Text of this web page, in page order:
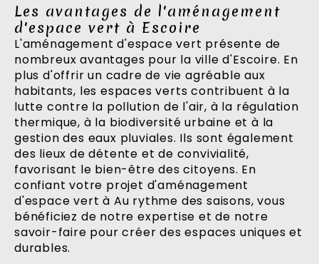
Les avantages de l'aménagement
d'espace vert à Escoire
L'aménagement d'espace vert présente de
nombreux avantages pour la ville d'Escoire. En
plus d'offrir un cadre de vie agréable aux
habitants, les espaces verts contribuent à la
lutte contre la pollution de l'air, à la régulation
thermique, à la biodiversité urbaine et à la
gestion des eaux pluviales. Ils sont également
des lieux de détente et de convivialité,
favorisant le bien-être des citoyens. En
confiant votre projet d'aménagement
d'espace vert à Au rythme des saisons, vous
bénéficiez de notre expertise et de notre
savoir-faire pour créer des espaces uniques et
durables.